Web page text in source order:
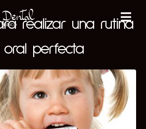
realizar una rutina
perfecta